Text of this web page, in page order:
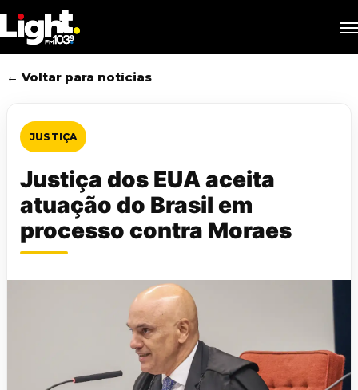
to
main
content
← Voltar para notícias
JUSTIÇA
Justiça dos EUA aceita
atuação do Brasil em
processo contra Moraes